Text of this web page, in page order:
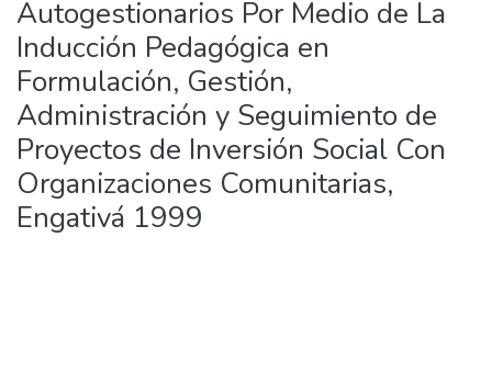
Autogestionarios Por Medio de La
Inducción Pedagógica en
Formulación, Gestión,
Administración y Seguimiento de
Proyectos de Inversión Social Con
Organizaciones Comunitarias,
Engativá 1999